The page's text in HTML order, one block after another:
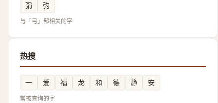
弲
㢩
与「弓」部相关的字
热搜
一 爱 福 龙 和 德 静 安
常被查询的字